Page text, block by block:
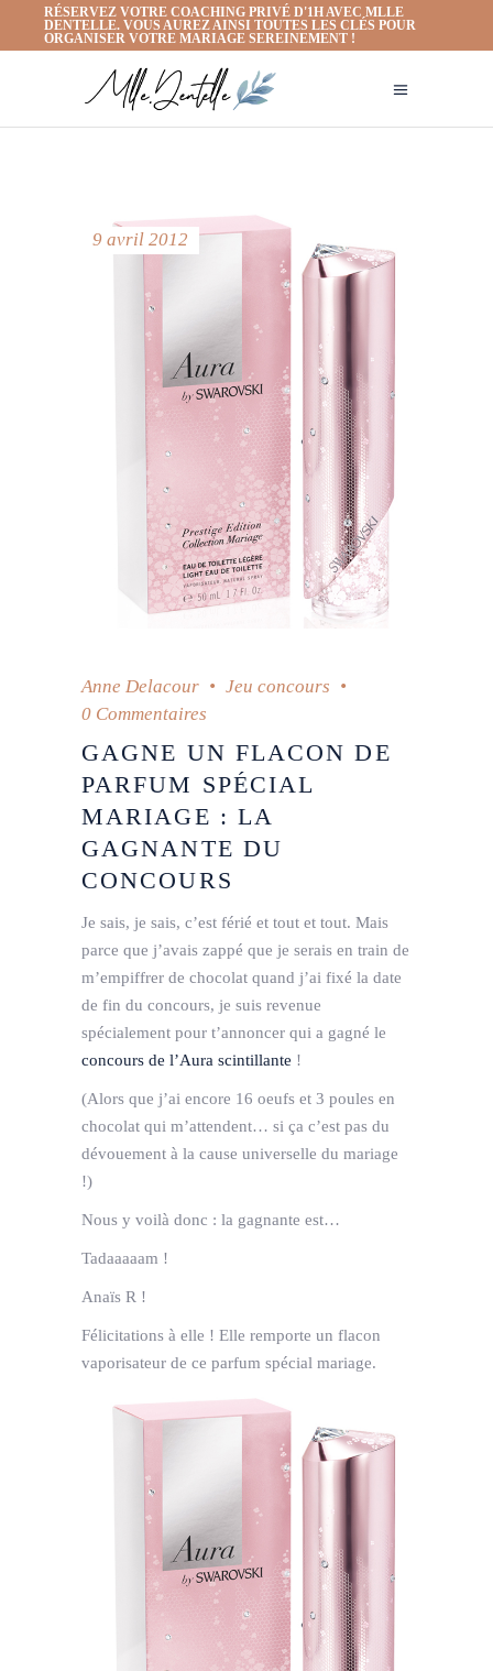
RÉSERVEZ VOTRE COACHING PRIVÉ D'1H AVEC MLLE
DENTELLE. VOUS AUREZ AINSI TOUTES LES CLÉS POUR
ORGANISER VOTRE MARIAGE SEREINEMENT !
9 avril 2012
Anne Delacour
Jeu concours
0 Commentaires
GAGNE UN FLACON DE
PARFUM SPÉCIAL
MARIAGE : LA
GAGNANTE DU
CONCOURS
Je sais, je sais, c’est férié et tout et tout. Mais
parce que j’avais zappé que je serais en train de
m’empiffrer de chocolat quand j’ai fixé la date
de fin du concours, je suis revenue
spécialement pour t’annoncer qui a gagné le
concours de l’Aura scintillante !
(Alors que j’ai encore 16 oeufs et 3 poules en
chocolat qui m’attendent… si ça c’est pas du
dévouement à la cause universelle du mariage
!)
Nous y voilà donc : la gagnante est…
Tadaaaaam !
Anaïs R !
Félicitations à elle ! Elle remporte un flacon
vaporisateur de ce parfum spécial mariage.